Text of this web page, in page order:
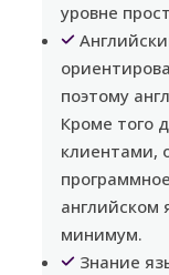
уровне
поэтому
Кроме того
клиентами,
английском
минимум.
Знание